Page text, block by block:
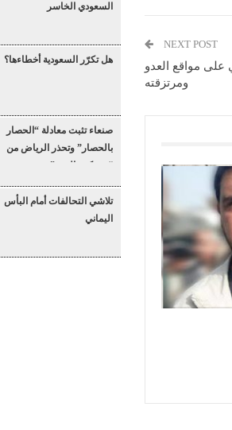
NEXT POST
مواقع العدو
ومرتزقته
السعودي الخاسر
هل تكرّر السعودية أخطاءها؟
صنعاء تثبت معادلة “الحصار
بالحصار” وتحذر الرياض من
“عسكرة البحر”
تلاشي التحالفات أمام البأس
اليماني